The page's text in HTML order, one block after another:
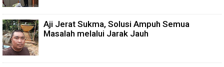
Aji Jerat Sukma, Solusi Ampuh Semua
Masalah melalui Jarak Jauh